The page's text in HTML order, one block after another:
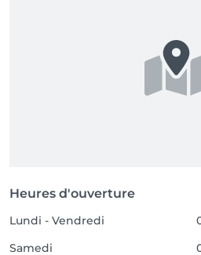
Heures d'ouverture
Lundi - Vendredi
Samedi